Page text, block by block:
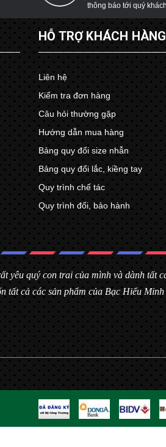
thông báo tới quý
HỖ TRỢ KHÁCH HÀNG
Liên hệ
Kiểm tra đơn hàng
Câu hỏi thường gặp
Hướng dẫn mua hàng
Bảng quy đổi size nhẫn
Bảng quy đổi lắc, kiềng tay
Quy trình chế tác
Quy trình đổi, bảo hành
yêu quý con trai của mình và dành tất
cả các sản phẩm của Bạc Hiểu